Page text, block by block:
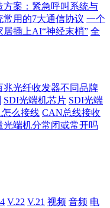
方案：紧急呼叫系统与
常用的7大通信协议 一个
居插上AI“神经末梢” 全
兆光纤收发器不同品牌
SDI光端机芯片 SDI光端
怎么接线 CAN总线接收
光端机分常闭或常开吗
V.22 V.21 视频 音频 电